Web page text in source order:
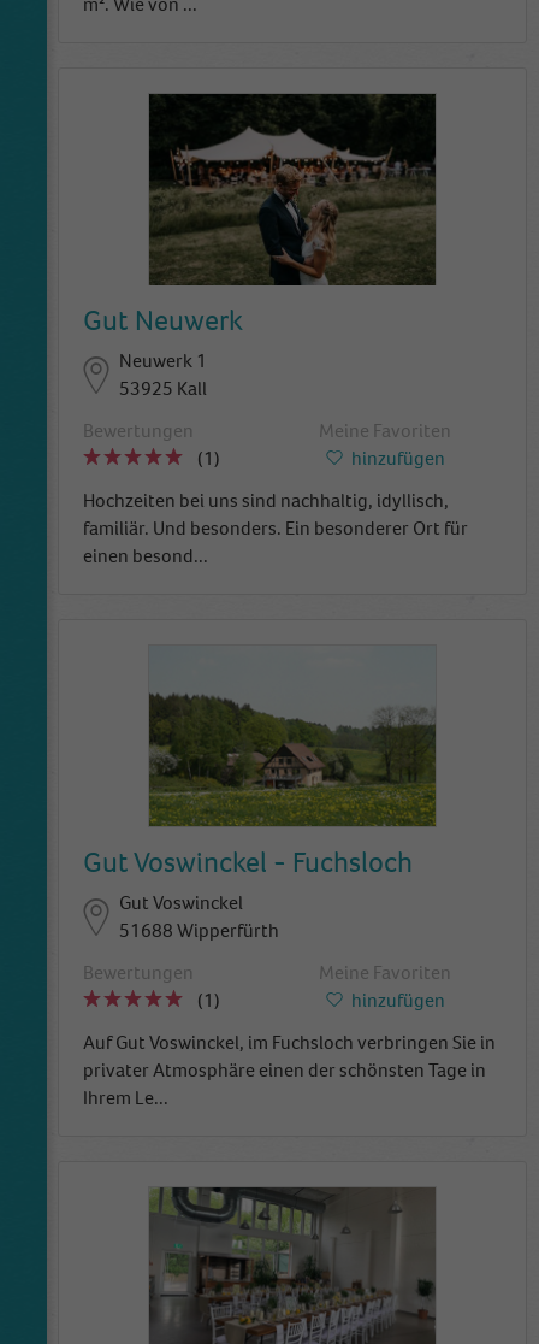
Gut Neuwerk
Neuwerk 1
53925 Kall
Bewertungen
(1)
Meine Favoriten
hinzufügen
Hochzeiten bei uns sind nachhaltig, idyllisch,
familiär. Und besonders. Ein besonderer Ort für
einen besond...
Gut Voswinckel - Fuchsloch
Gut Voswinckel
51688 Wipperfürth
Bewertungen
(1)
Meine Favoriten
hinzufügen
Auf Gut Voswinckel, im Fuchsloch verbringen Sie in
privater Atmosphäre einen der schönsten Tage in
Ihrem Le...